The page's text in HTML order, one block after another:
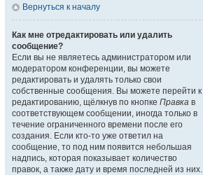
Вернуться к началу
Как мне отредактировать или удалить
сообщение?
Если вы не являетесь администратором или
модератором конференции, вы можете
редактировать и удалять только свои
собственные сообщения. Вы можете перейти к
редактированию, щёлкнув по кнопке Правка в
соответствующем сообщении, иногда только в
течение ограниченного времени после его
создания. Если кто-то уже ответил на
сообщение, то под ним появится небольшая
надпись, которая показывает количество
правок, а также дату и время последней из них.